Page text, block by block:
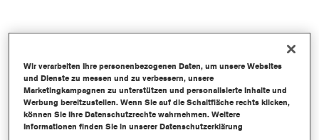
Dieses wasserbasierte Mischlackkonzentrat ist Teil des Cromax
Basislacksystems.
Produktmerkmale
Hervorragende Farbtongenauigkeit.
Einfache Nass-in-Nass-Anwendung.
Wir verarbeiten Ihre personenbezogenen Daten, um unsere Websites
und Dienste zu messen und zu verbessern, unsere
Marketingkampagnen zu unterstützen und personalisierte Inhalte und
Werbung bereitzustellen. Wenn Sie auf die Schaltfläche rechts klicken,
können Sie Ihre Datenschutzrechte wahrnehmen. Weitere
Informationen finden Sie in unserer Datenschutzerklärung